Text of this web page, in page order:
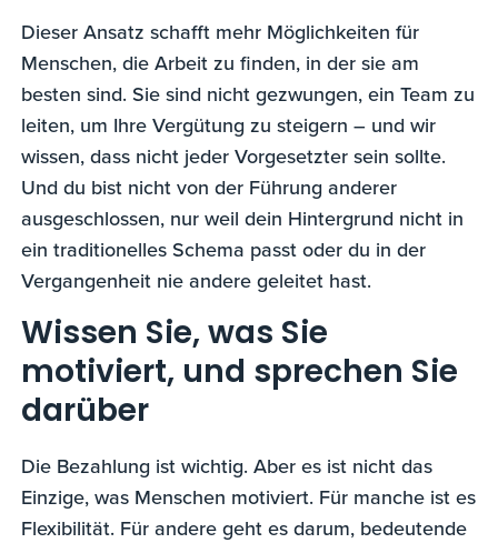
Dieser Ansatz schafft mehr Möglichkeiten für
Menschen, die Arbeit zu finden, in der sie am
besten sind. Sie sind nicht gezwungen, ein Team zu
leiten, um Ihre Vergütung zu steigern – und wir
wissen, dass nicht jeder Vorgesetzter sein sollte.
Und du bist nicht von der Führung anderer
ausgeschlossen, nur weil dein Hintergrund nicht in
ein traditionelles Schema passt oder du in der
Vergangenheit nie andere geleitet hast.
Wissen Sie, was Sie
motiviert, und sprechen Sie
darüber
Die Bezahlung ist wichtig. Aber es ist nicht das
Einzige, was Menschen motiviert. Für manche ist es
Flexibilität. Für andere geht es darum, bedeutende